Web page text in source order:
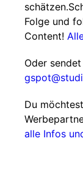
Folge und
Content!
Oder
Du
alle Infos